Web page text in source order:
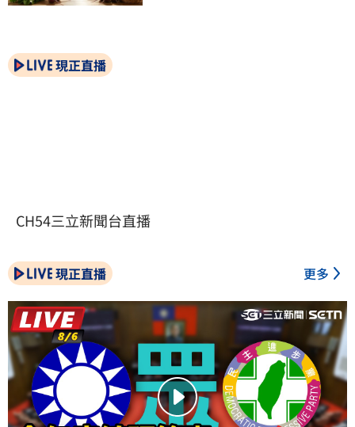
現正直播
CH54三立新聞台直播
現正直播 更多